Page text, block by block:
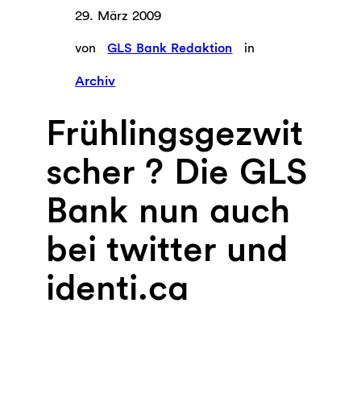
29. März 2009
von GLS Bank Redaktion in
Archiv
Frühlingsgezwit
scher ? Die GLS
Bank nun auch
bei twitter und
identi.ca